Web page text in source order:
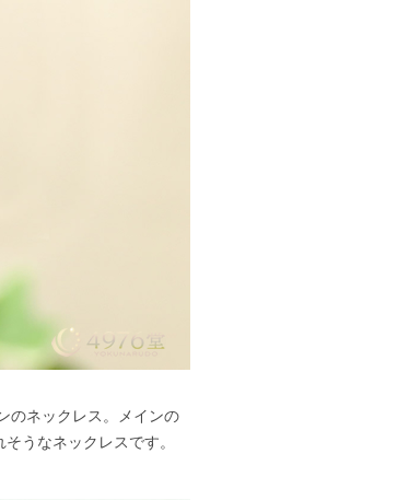
のネックレス。メインの
うなネックレスです。